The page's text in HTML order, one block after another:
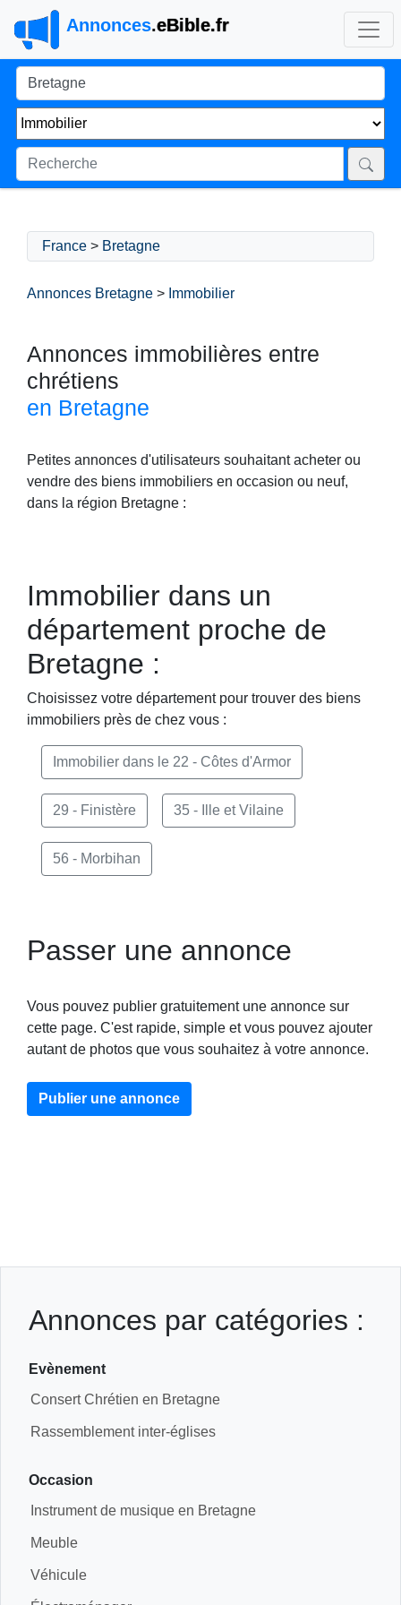
Annonces.eBible.fr
France > Bretagne
Annonces Bretagne > Immobilier
Annonces immobilières entre
chrétiens
en Bretagne
Petites annonces d'utilisateurs souhaitant acheter ou
vendre des biens immobiliers en occasion ou neuf,
dans la région Bretagne :
Immobilier dans un
département proche de
Bretagne :
Choisissez votre département pour trouver des biens
immobiliers près de chez vous :
Immobilier dans le 22 - Côtes d'Armor
29 - Finistère 35 - Ille et Vilaine
56 - Morbihan
Passer une annonce
Vous pouvez publier gratuitement une annonce sur
cette page. C'est rapide, simple et vous pouvez ajouter
autant de photos que vous souhaitez à votre annonce.
Publier une annonce
Annonces par catégories :
Evènement
Consert Chrétien en Bretagne
Rassemblement inter-églises
Occasion
Instrument de musique en Bretagne
Meuble
Véhicule